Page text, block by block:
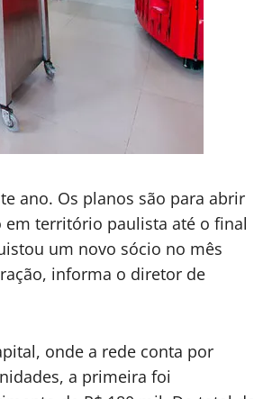
ano. Os planos são para abrir
em território paulista até o final
um novo sócio no mês
informa o diretor de
onde a rede conta por
a primeira foi